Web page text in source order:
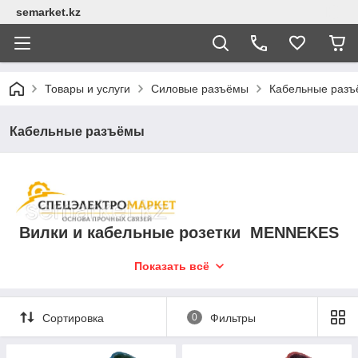
semarket.kz
Товары и услуги Силовые разъёмы Кабельные
Кабельные разъёмы
Вилки и кабельные розетки MENNEKES
Компания MENNEKES Elektrotechnik GmbH & Co.KG, является
разъемов и комбинационных модулей. Продукция выпускаемая
компанией MENNEKES получила признание во всем мире, этого
удалось достичь благодаря высокой надежности, безопасности
и неизменно высокому качеству продукции, которую компания
Показать всё
Сортировка 0 Фильтры